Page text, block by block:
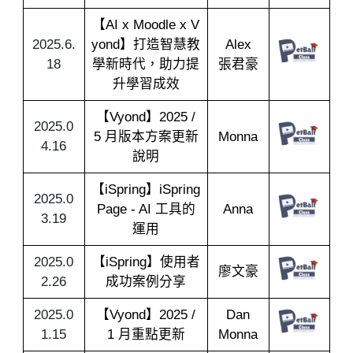
2025.6.
18
【AI x Moodle x V
yond】打造智慧教
學新時代，助力提
升學習成效
Alex
張君豪
2025.0
4.16
【Vyond】2025 /
5 月版本方案更新
說明
Monna
2025.0
3.19
【iSpring】iSpring
Page - AI 工具的
運用
Anna
2025.0
2.26
【iSpring】使用者
成功案例分享
廖文豪
2025.0
1.15
【Vyond】2025 /
1 月重點更新
Dan
Monna